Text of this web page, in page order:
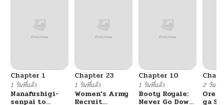
Chapter 1
1 วันที่แล้ว
Nanafushigi-
senpai to
Chapter 23
1 วันที่แล้ว
Women’s Army
Recruit
Chapter 10
1 วันที่แล้ว
Booty Royale:
Never Go Down
2 วันที่แ
Ore
ga